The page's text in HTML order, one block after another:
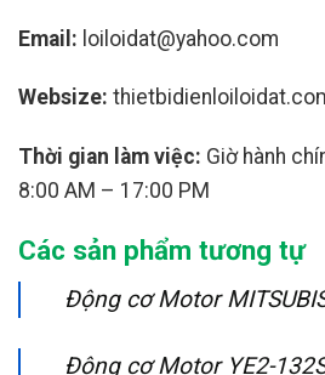
Email: loiloidat@yahoo.com
Websize:
Thời gian làm việc: Giờ hành
8:00 AM – 17:00 PM
Các sản phẩm tương tự
Động cơ Motor
Động cơ Motor YE2-